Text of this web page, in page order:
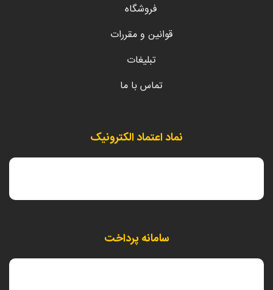
فروشگاه
قوانین و مقررات
تبلیغات
تماس با ما
نماد اعتماد الکترونیک
سامانه پرداخت